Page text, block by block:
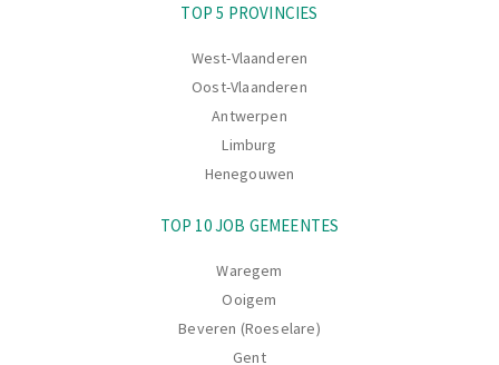
TOP 5 PROVINCIES
West-Vlaanderen
Oost-Vlaanderen
Antwerpen
Limburg
Henegouwen
TOP 10 JOB GEMEENTES
Waregem
Ooigem
Beveren (Roeselare)
Gent